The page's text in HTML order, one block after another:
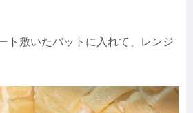
敷いたバットに入れて、レンジ